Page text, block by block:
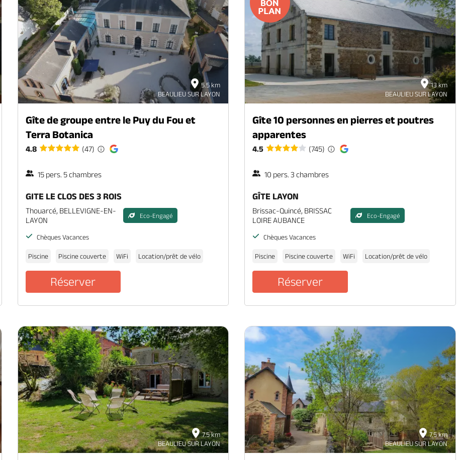
5.5 km
BEAULIEU SUR LAYON
Gîte de groupe entre le Puy du Fou et
Terra Botanica
4.8 (47)
15 pers. 5 chambres
GITE LE CLOS DES 3 ROIS
Thouarcé, BELLEVIGNE-EN-
LAYON
Eco-Engagé
Chèques Vacances
Piscine Piscine couverte WiFi Location/prêt de vélo
Réserver
13 km
BEAULIEU SUR LAYON
Gîte 10 personnes en pierres et poutres
apparentes
4.5 (745)
10 pers. 3 chambres
GÎTE LAYON
Brissac-Quincé, BRISSAC
LOIRE AUBANCE
Eco-Engagé
Chèques Vacances
Piscine Piscine couverte WiFi Location/prêt de vélo
Réserver
7.5 km
BEAULIEU SUR LAYON
7.5 km
BEAULIEU SUR LAYON